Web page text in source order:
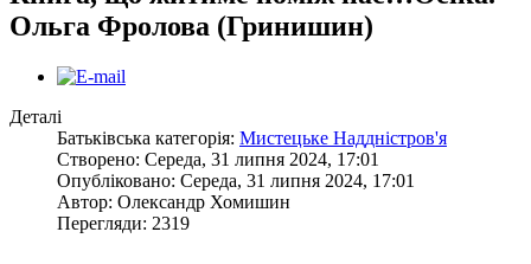
Ольга Фролова (Гринишин)
Деталі
Батьківська категорія: Мистецьке Наддністров'я
Створено: Середа, 31 липня 2024, 17:01
Опубліковано: Середа, 31 липня 2024, 17:01
Автор: Олександр Хомишин
Перегляди: 2319